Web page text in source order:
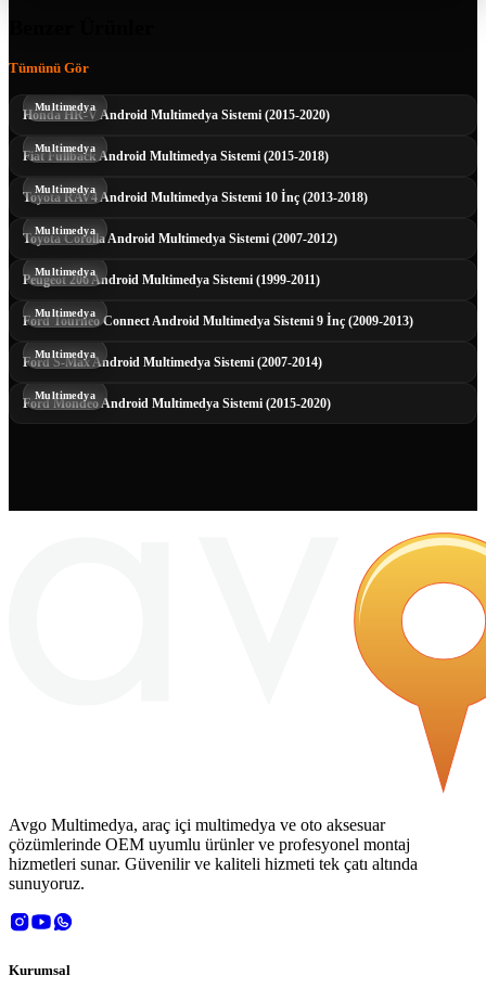
Tümünü Gör
Honda HR-V Android Multimedya Sistemi (2015-2020)
Multimedya
Fiat Fullback Android Multimedya Sistemi (2015-2018)
Multimedya
Toyota RAV4 Android Multimedya Sistemi 10 İnç (2013-2018)
Multimedya
Toyota Corolla Android Multimedya Sistemi (2007-2012)
Multimedya
Peugeot 206 Android Multimedya Sistemi (1999-2011)
Multimedya
Ford Tourneo Connect Android Multimedya Sistemi 9 İnç (2009-2013)
Multimedya
Ford S-Max Android Multimedya Sistemi (2007-2014)
Multimedya
Ford Mondeo Android Multimedya Sistemi (2015-2020)
Multimedya
Avgo Multimedya, araç içi multimedya ve oto aksesuar
çözümlerinde OEM uyumlu ürünler ve profesyonel montaj
hizmetleri sunar. Güvenilir ve kaliteli hizmeti tek çatı altında
sunuyoruz.
Kurumsal